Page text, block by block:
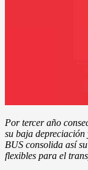
Por tercer año
su baja
BUS consolida así
flexibles para el